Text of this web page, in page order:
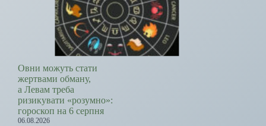
Овни можуть стати
жертвами обману,
а Левам треба
ризикувати «розумно»:
гороскоп на 6 серпня
06.08.2026